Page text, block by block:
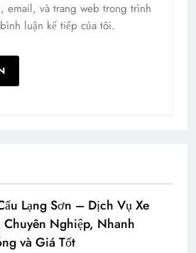
email, và trang web trong trình
luận kế tiếp của tôi.
Lạng Sơn – Dịch Vụ Xe
Chuyên Nghiệp, Nhanh
và Giá Tốt